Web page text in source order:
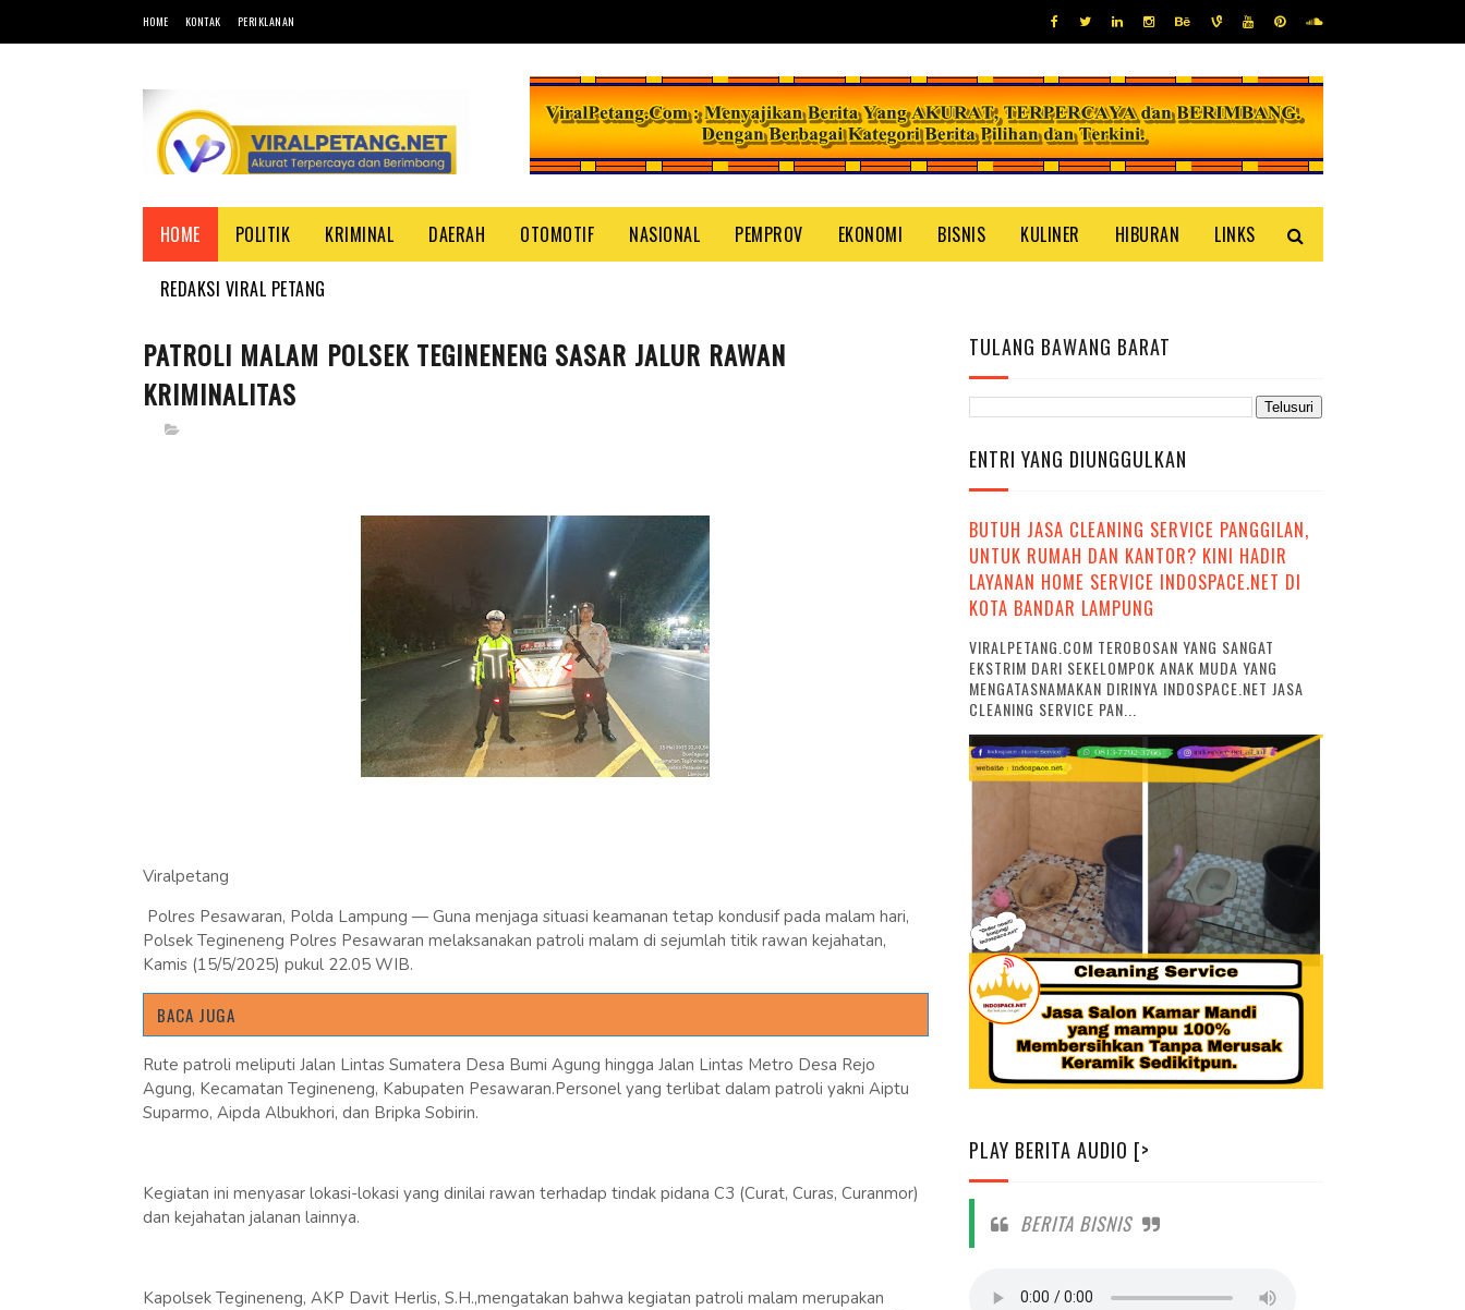
HOME KONTAK PERIKLANAN
HOME POLITIK KRIMINAL DAERAH OTOMOTIF NASIONAL PEMPROV EKONOMI BISNIS KULINER HIBURAN LINKS
REDAKSI VIRAL PETANG
PATROLI MALAM POLSEK TEGINENENG SASAR JALUR RAWAN
KRIMINALITAS
Viralpetang
Polres Pesawaran, Polda Lampung — Guna menjaga situasi keamanan tetap kondusif pada malam hari,
Polsek Tegineneng Polres Pesawaran melaksanakan patroli malam di sejumlah titik rawan kejahatan,
Kamis (15/5/2025) pukul 22.05 WIB.
BACA JUGA
Rute patroli meliputi Jalan Lintas Sumatera Desa Bumi Agung hingga Jalan Lintas Metro Desa Rejo
Agung, Kecamatan Tegineneng, Kabupaten Pesawaran.Personel yang terlibat dalam patroli yakni Aiptu
Suparmo, Aipda Albukhori, dan Bripka Sobirin.
Kegiatan ini menyasar lokasi-lokasi yang dinilai rawan terhadap tindak pidana C3 (Curat, Curas, Curanmor)
dan kejahatan jalanan lainnya.
Kapolsek Tegineneng, AKP Davit Herlis, S.H.,mengatakan bahwa kegiatan patroli malam merupakan
TULANG BAWANG BARAT
ENTRI YANG DIUNGGULKAN
BUTUH JASA CLEANING SERVICE PANGGILAN,
UNTUK RUMAH DAN KANTOR? KINI HADIR
LAYANAN HOME SERVICE INDOSPACE.NET DI
KOTA BANDAR LAMPUNG
VIRALPETANG.COM TEROBOSAN YANG SANGAT
EKSTRIM DARI SEKELOMPOK ANAK MUDA YANG
MENGATASNAMAKAN DIRINYA INDOSPACE.NET JASA
CLEANING SERVICE PAN...
PLAY BERITA AUDIO [>
BERITA BISNIS